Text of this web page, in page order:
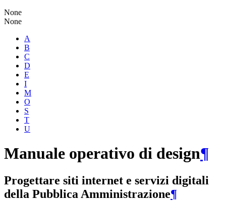
None
None
A
B
C
D
E
I
M
O
S
T
U
Manuale operativo di design¶
Progettare siti internet e servizi digitali
della Pubblica Amministrazione¶